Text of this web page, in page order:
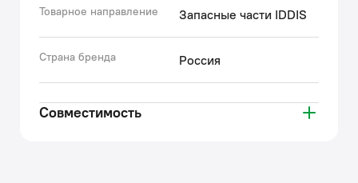
Товарное направление Запасные части IDDIS
Страна бренда Россия
Совместимость